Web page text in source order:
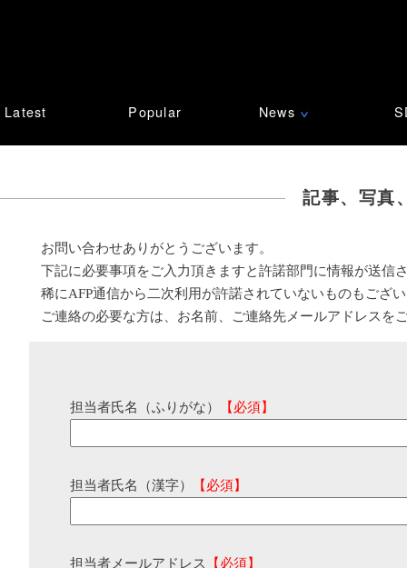
Latest Popular News ∨
記事、写真
お問い合わせありがとうございます。
下記に必要事項をご入力頂きますと許諾部門に情報が送信
稀にAFP通信から二次利用が許諾されていないものもござ
ご連絡の必要な方は、お名前、ご連絡先メールアドレスを
担当者氏名（ふりがな） 【必須】
担当者氏名（漢字） 【必須】
担当者メールアドレス 【必須】